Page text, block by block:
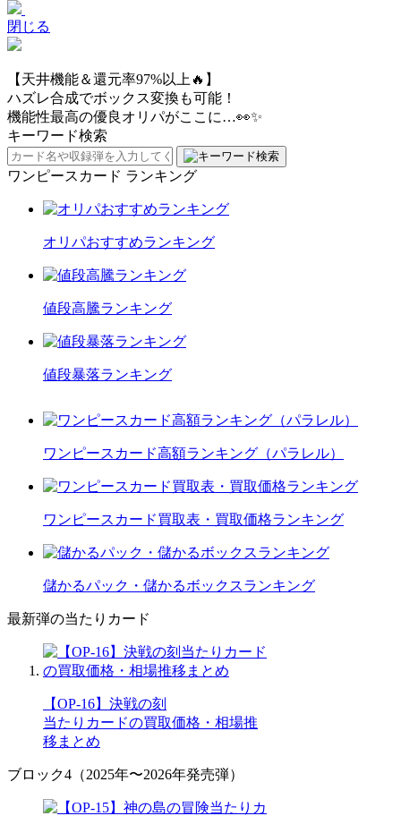
閉じる
【天井機能＆還元率97%以上🔥】
ハズレ合成でボックス変換も可能！
機能性最高の優良オリパがここに…👀✨
キーワード検索
ワンピースカード ランキング
オリパおすすめランキング
値段高騰ランキング
値段暴落ランキング
ワンピースカード高額ランキング（パラレル）
ワンピースカード買取表・買取価格ランキング
儲かるパック・儲かるボックスランキング
最新弾の当たりカード
【OP-16】決戦の刻
当たりカードの買取価格・相場推
移まとめ
ブロック4（2025年〜2026年発売弾）